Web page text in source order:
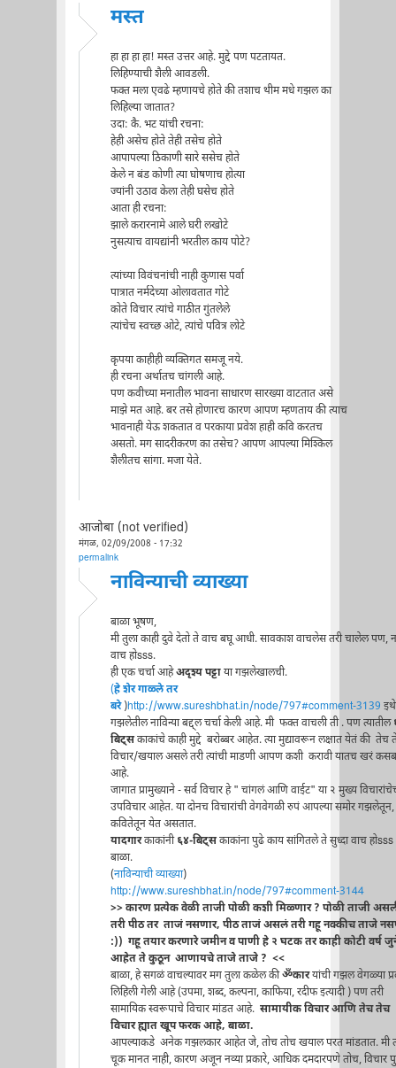
मस्त
हा हा हा हा! मस्त उत्तर आहे. मुद्दे पण पटतायत.
लिहिण्याची शैली आवडली.
फक्त मला एवढे म्हणायचे होते की तशाच थीम मधे गझल का
लिहिल्या जातात?
उदा: कै. भट यांची रचना:
हेही असेच होते तेही तसेच होते
आपापल्या ठिकाणी सारे ससेच होते
केले न बंड कोणी त्या घोषणाच होत्या
ज्यांनी उठाव केला तेही घसेच होते
आता ही रचना:
झाले करारनामे आले घरी लखोटे
नुसत्याच वायद्यांनी भरतील काय पोटे?
त्यांच्या विवंचनांची नाही कुणास पर्वा
पात्रात नर्मदेच्या ओलावतात गोटे
कोते विचार त्यांचे गाठीत गुंतलेले
त्यांचेच स्वच्छ ओटे, त्यांचे पवित्र लोटे
कृपया काहीही व्यक्तिगत समजू नये.
ही रचना अर्थातच चांगली आहे.
पण कवीच्या मनातील भावना साधारण सारख्या वाटतात असे
माझे मत आहे. बर तसे होणारच कारण आपण म्हणताय की त्याच
भावनाही येऊ शकतात व परकाया प्रवेश हाही कवि करतच
असतो. मग सादरीकरण का तसेच? आपण आपल्या मिश्किल
शैलीतच सांगा. मजा येते.
आजोबा (not verified)
मंगळ, 02/09/2008 - 17:32
permalink
नाविन्याची व्याख्या
बाळा भूषण,
मी तुला काही दुवे देतो ते वाच बघू आधी. सावकाश वाचलेस तरी चालेल पण,
वाच होsss.
ही एक चर्चा आहेअदृश्य पट्टाया गझलेखालची.
(हे शेर गाळ्ले तर
बरे )http://www.sureshbhat.in/node/797#comment-3139 इथे
गझलेतील नाविन्या बद्द्ल चर्चा केली आहे. मी फक्त वाचली ती . पण त्यातील
बिट्सकाकांचे काही मुद्दे बरोब्बर आहेत. त्या मुद्यावरून लक्षात येतं की तेच
विचार/खयाल असले तरी त्यांची माडणी आपण कशी करावी यातच खरं कसब
आहे.
जागात प्रामुख्याने - सर्व विचार हे " चांगलं आणि वाईट" या २ मुख्य
उपविचार आहेत. या दोनच विचारांची वेगवेगळी रुपं आपल्या समोर गझलेतून,
कवितेतून येत असतात.
यादगारकाकांनी६४-बिट्सकाकांना पुढे काय सांगितले ते सुध्दा वाच होsss
बाळा.
(नाविन्याची व्याख्या)
http://www.sureshbhat.in/node/797#comment-3144
>> कारण प्रत्येक वेळी ताजी पोळी कशी मिळ्णार ? पोळी ताजी
तरी पीठ तर ताजं नसणार, पीठ ताजं असलं तरी गहू नक्कीच ताजे
:)) गहू तयार करणारे जमीन व पाणी हे २ घटक तर काही कोटी वर्ष
आहेत ते कुठून आणायचे ताजे ताजे ? <<
बाळा, हे सगळं वाचल्यावर मग तुला कळेल कीॐकारयांची गझल वेगळ्या
लिहिली गेली आहे (उपमा, शब्द, कल्पना, काफिया, रदीफ इत्यादी ) पण तरी
सामायिक स्वरूपाचे विचार मांडत आहे. सामायीक विचार आणि तेच तेच
विचार ह्यात खूप फरक आहे, बाळा.
आपल्याकडे अनेक गझलकार आहेत जे, तोच तोच खयाल परत मांडतात. मी
चूक मानत नाही, कारण अजून नव्या प्रकारे, आधिक दमदारपणे तोच, विचार